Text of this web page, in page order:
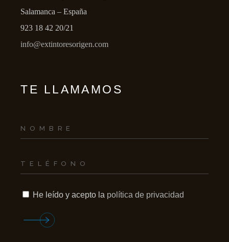
Salamanca – España
923 18 42 20/21
info@extintoresorigen.com
TE LLAMAMOS
He leído y acepto la política de privacidad